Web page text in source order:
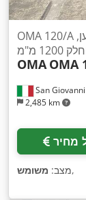
San
2,485 km
OMA 120/A מחרטת עץ אוטומטית עם מטען,
OMA OMA
מחיר
מצב: משומש ,